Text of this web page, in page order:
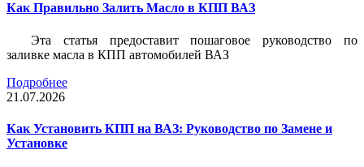
Как Правильно Залить Масло в КПП ВАЗ
Эта статья предоставит пошаговое руководство по
заливке масла в КПП автомобилей ВАЗ
Подробнее
21.07.2026
Как Установить КПП на ВАЗ: Руководство по Замене и
Установке